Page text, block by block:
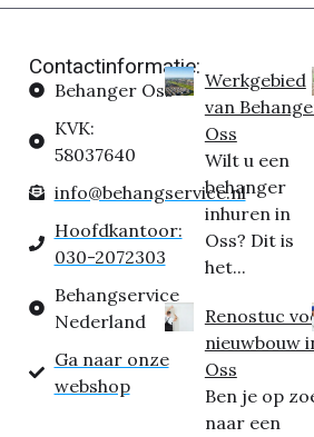
Contactinformatie:
Behanger Oss
KVK:
58037640
info@behangservice.nl
Hoofdkantoor:
030-2072303
Behangservice
Nederland
Ga naar onze
webshop
Werkgebied
van
Oss
Wilt u een
behanger
inhuren in
Oss? Dit is
het...
Renostuc
nieuwbouw
Oss
Ben je op
naar een